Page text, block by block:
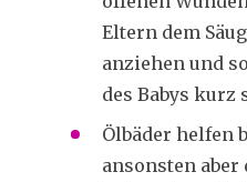
Eltern dem
anziehen und
des Babys kurz
Ölbäder helfen
ansonsten